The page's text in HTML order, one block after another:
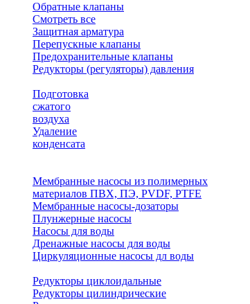
Обратные клапаны
Смотреть все
Защитная арматура
Перепускные клапаны
Предохранительные клапаны
Редукторы (регуляторы) давления
Подготовка
сжатого
воздуха
Удаление
конденсата
Мембранные насосы из полимерных
материалов ПВХ, ПЭ, PVDF, PTFE
Мембранные насосы-дозаторы
Плунжерные насосы
Насосы для воды
Дренажные насосы для воды
Циркуляционные насосы дл воды
Редукторы циклоидальные
Редукторы цилиндрические